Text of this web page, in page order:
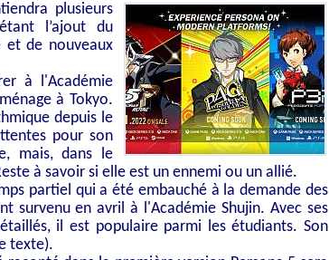
plusieurs
l’ajout du
et de nouveaux
à l'Académie
à Tokyo.
depuis le
pour son
mais, dans le
à savoir si elle est un ennemi ou un allié.
partiel qui a été embauché à la demande des
survenu en avril à l'Académie Shujin. Avec ses
il est populaire parmi les étudiants. Son
texte).